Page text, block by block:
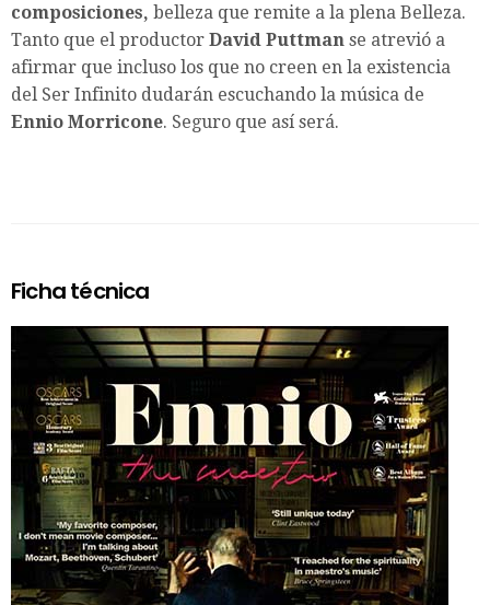
composiciones, belleza que remite a la plena Belleza.
Tanto que el productor David Puttman se atrevió a
afirmar que incluso los que no creen en la existencia
del Ser Infinito dudarán escuchando la música de
Ennio Morricone. Seguro que así será.
Ficha técnica